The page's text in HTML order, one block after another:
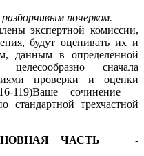
почерком.
экспертной комиссии,
будут оценивать их и
данным в определенной
целесообразно сначала
проверки и оценки
119)Ваше сочинение –
стандартной трехчастной
ЧАСТЬ -